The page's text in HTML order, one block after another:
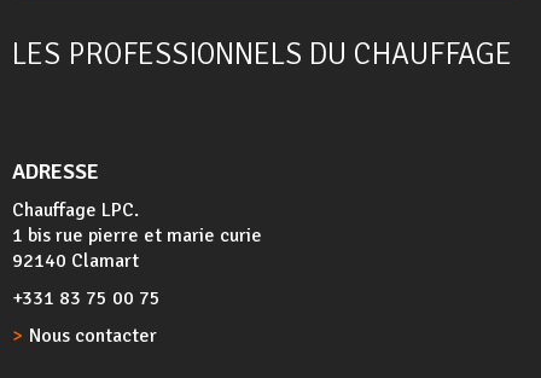
LES PROFESSIONNELS DU CHAUFFAGE
ADRESSE
Chauffage LPC.
1 bis rue pierre et marie curie
92140 Clamart
+331 83 75 00 75
Nous contacter